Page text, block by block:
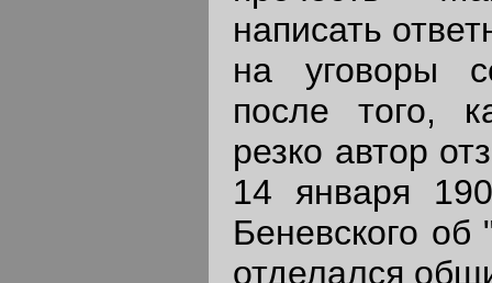
написать
на уговоры
после того,
резко автор
14 января
Беневского об
отделался